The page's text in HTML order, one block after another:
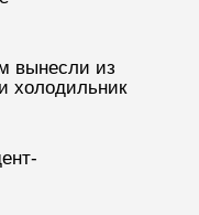
вынесли из
холодильник